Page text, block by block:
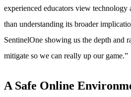
experienced educators view technology
than understanding its broader
SentinelOne showing us the depth and
mitigate so we can really up our game.”
A Safe Online